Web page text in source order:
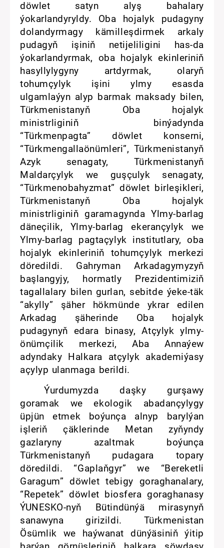
döwlet satyn alyş bahalary
ýokarlandyryldy. Oba hojalyk pudagyny
dolandyrmagy kämilleşdirmek arkaly
pudagyň işiniň netijeliligini has-da
ýokarlandyrmak, oba hojalyk ekinleriniň
hasyllylygyny artdyrmak, olaryň
tohumçylyk işini ylmy esasda
ulgamlaýyn alyp barmak maksady bilen,
Türkmenistanyň Oba hojalyk
ministrliginiň binýadynda
“Türkmenpagta” döwlet konserni,
“Türkmengallaönümleri”, Türkmenistanyň
Azyk senagaty, Türkmenistanyň
Maldarçylyk we guşçulyk senagaty,
“Türkmenobahyzmat” döwlet birleşikleri,
Türkmenistanyň Oba hojalyk
ministrliginiň garamagynda Ylmy-barlag
däneçilik, Ylmy-barlag ekerançylyk we
Ylmy-barlag pagtaçylyk institutlary, oba
hojalyk ekinleriniň tohumçylyk merkezi
döredildi. Gahryman Arkadagymyzyň
başlangyjy, hormatly Prezidentimiziň
tagallalary bilen gurlan, sebitde ýeke-täk
“akylly” şäher hökmünde ykrar edilen
Arkadag şäherinde Oba hojalyk
pudagynyň edara binasy, Atçylyk ylmy-
önümçilik merkezi, Aba Annaýew
adyndaky Halkara atçylyk akademiýasy
açylyp ulanmaga berildi.
Ýurdumyzda daşky gurşawy
goramak we ekologik abadançylygy
üpjün etmek boýunça alnyp barylýan
işleriň çäklerinde Metan zyňyndy
gazlaryny azaltmak boýunça
Türkmenistanyň pudagara topary
döredildi. “Gaplaňgyr” we “Bereketli
Garagum” döwlet tebigy goraghanalary,
“Repetek” döwlet biosfera goraghanasy
ÝUNESKO-nyň Bütindünýä mirasynyň
sanawyna girizildi. Türkmenistan
Ösümlik we haýwanat dünýäsiniň ýitip